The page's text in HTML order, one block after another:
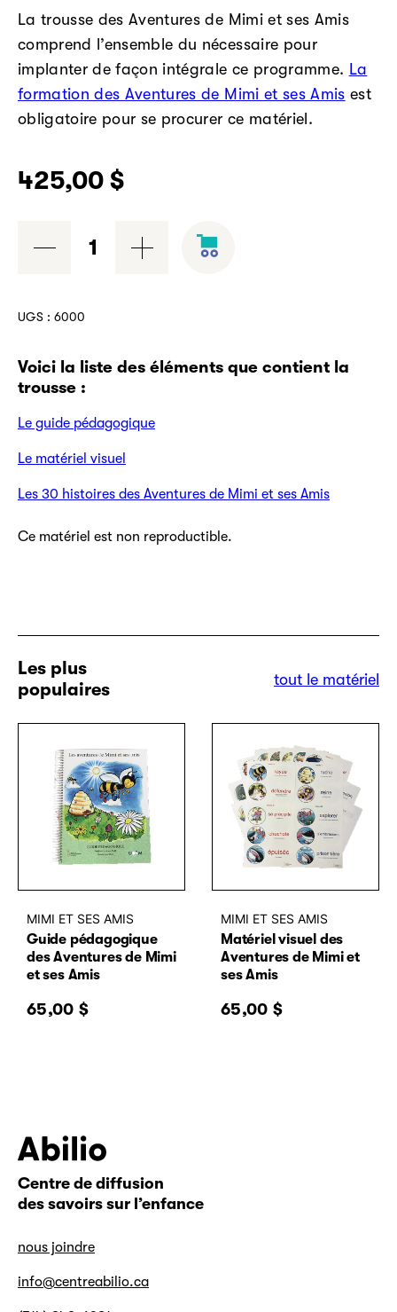
La trousse des Aventures de Mimi et ses Amis
comprend l’ensemble du nécessaire pour
implanter de façon intégrale ce programme. La
formation des Aventures de Mimi et ses Amis est
obligatoire pour se procurer ce matériel.
425,00 $
Mimi
ses
UGS : 6000
Voici la liste des éléments que contient la
trousse :
Le guide pédagogique
Le matériel visuel
Les 30 histoires des Aventures de Mimi et ses Amis
Ce matériel est non reproductible.
Les plus
populaires
MIMI ET SES AMIS
Guide pédagogique
des Aventures de Mimi
et ses Amis
65,00 $
MIMI ET SES AMIS
Matériel visuel des
Aventures de Mimi et
ses Amis
65,00 $
tout le matériel
Abilio
Centre de diffusion
des savoirs sur l’enfance
nous joindre
info@centreabilio.ca